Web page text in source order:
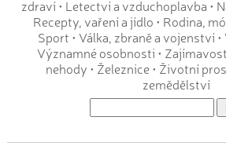
zdraví• Letectví a vzduchoplavba •
Recepty, vaření a jídlo • Rodina,
Sport • Válka, zbraně a vojenství•
Významné osobnosti •
nehody • Železnice• Životní
zemědělství